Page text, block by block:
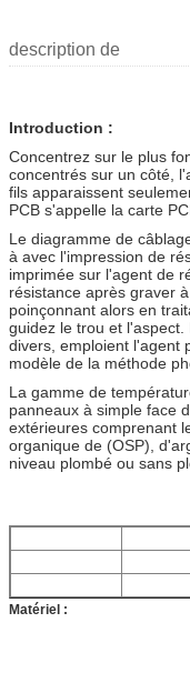
description de
Introduction :
Concentrez sur le plus
concentrés sur un côté,
fils apparaissent
PCB s'appelle la carte
Le diagramme de
à avec l'impression de
imprimée sur l'agent de
résistance après graver
poinçonnant alors en
guidez le trou et
divers, emploient l'agent
modèle de la méthode
La gamme de
panneaux à simple face
extérieures comprenant
organique de (OSP),
niveau plombé ou sans
Matériel :